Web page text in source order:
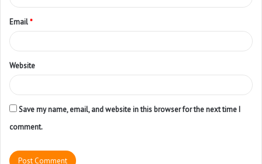
Email*
Website
Save my name, email, and website in this browser for the next time I
comment.